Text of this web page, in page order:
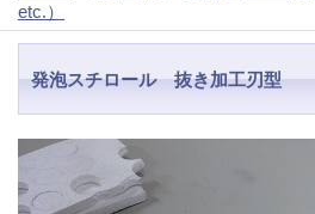
etc.）
発泡スチロール 抜き加工刃型